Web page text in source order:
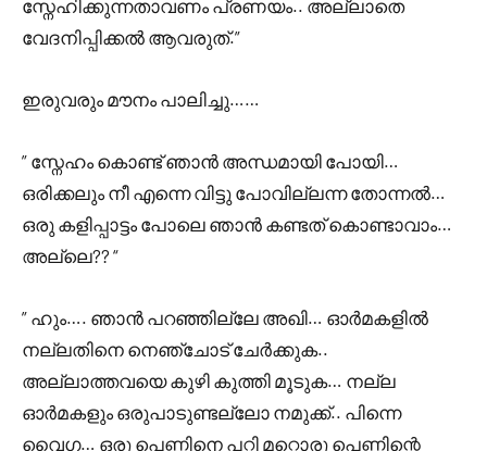
സ്നേഹിക്കുന്നതാവണം പ്രണയം.. അല്ലാതെ
വേദനിപ്പിക്കൽ ആവരുത്.”
ഇരുവരും മൗനം പാലിച്ചു……
” സ്നേഹം കൊണ്ട് ഞാൻ അന്ധമായി പോയി…
ഒരിക്കലും നീ എന്നെ വിട്ടു പോവില്ലന്ന തോന്നൽ…
ഒരു കളിപ്പാട്ടം പോലെ ഞാൻ കണ്ടത് കൊണ്ടാവാം…
അല്ലെ?? “
” ഹും…. ഞാൻ പറഞ്ഞില്ലേ അഖി… ഓർമകളിൽ
നല്ലതിനെ നെഞ്ചോട്‌ ചേർക്കുക..
അല്ലാത്തവയെ കുഴി കുത്തി മൂടുക… നല്ല
ഓർമകളും ഒരുപാടുണ്ടല്ലോ നമുക്ക്.. പിന്നെ
വൈഗ… ഒരു പെണ്ണിനെ പറ്റി മറ്റൊരു പെണ്ണിന്റെ